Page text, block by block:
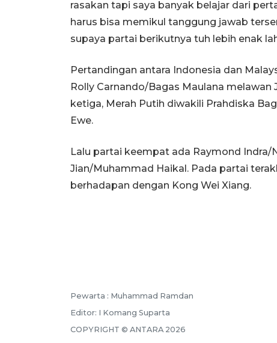
rasakan tapi saya banyak belajar dari
harus bisa memikul tanggung jawab
supaya partai berikutnya tuh lebih enak
Pertandingan antara Indonesia dan
Rolly Carnando/Bagas Maulana
ketiga, Merah Putih diwakili Prahdiska
Ewe.
Lalu partai keempat ada Raymond
Jian/Muhammad Haikal. Pada partai
berhadapan dengan Kong Wei Xiang.
Pewarta : Muhammad Ramdan
Editor: I Komang Suparta
COPYRIGHT © ANTARA 2026